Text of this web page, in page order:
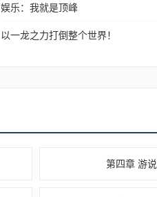
娱乐：我就是顶峰
以一龙之力打倒整个世界！
第四章 游说